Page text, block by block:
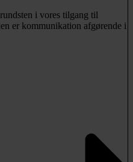
i vores tilgang til
er kommunikation afgørende i